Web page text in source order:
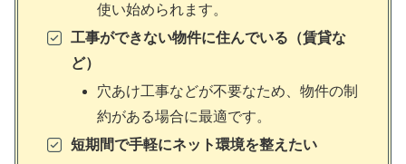
使い始められます。
工事ができない物件に住んでいる（賃貸な
ど）
穴あけ工事などが不要なため、物件の制
約がある場合に最適です。
短期間で手軽にネット環境を整えたい